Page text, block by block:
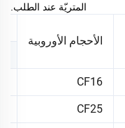
المتريّة عند الطلب.
الأحجام الأوروبية
CF16
CF25